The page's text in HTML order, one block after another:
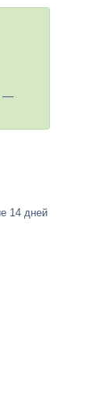
—
14 дней